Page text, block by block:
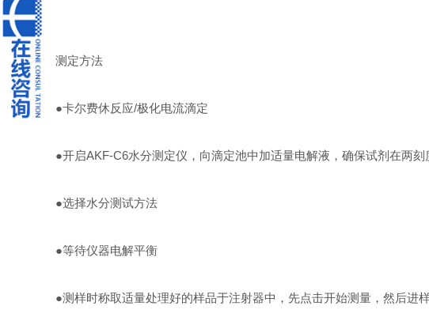
测定方法
●卡尔费休反应/极化电流滴定
●开启AKF-C6水分测定仪，向滴定池中加适量电解液，确保试剂在两刻
●选择水分测试方法
●等待仪器电解平衡
●测样时称取适量处理好的样品于注射器中，先点击开始测量，然后进